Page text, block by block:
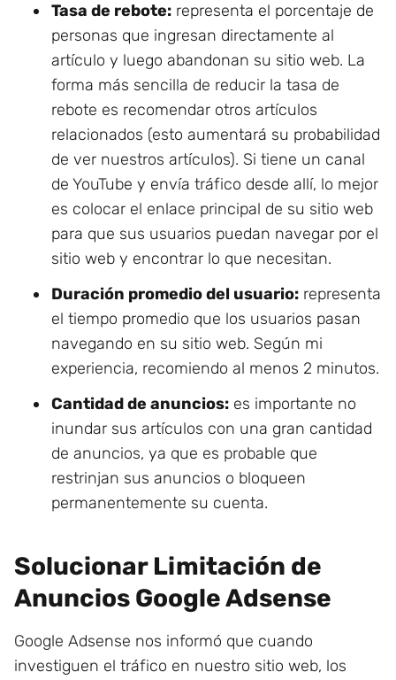
Tasa de rebote: representa el porcentaje de
personas que ingresan directamente al
artículo y luego abandonan su sitio web. La
forma más sencilla de reducir la tasa de
rebote es recomendar otros artículos
relacionados (esto aumentará su probabilidad
de ver nuestros artículos). Si tiene un canal
de YouTube y envía tráfico desde allí, lo mejor
es colocar el enlace principal de su sitio web
para que sus usuarios puedan navegar por el
sitio web y encontrar lo que necesitan.
Duración promedio del usuario: representa
el tiempo promedio que los usuarios pasan
navegando en su sitio web. Según mi
experiencia, recomiendo al menos 2 minutos.
Cantidad de anuncios: es importante no
inundar sus artículos con una gran cantidad
de anuncios, ya que es probable que
restrinjan sus anuncios o bloqueen
permanentemente su cuenta.
Solucionar Limitación de
Anuncios Google Adsense
Google Adsense nos informó que cuando
investiguen el tráfico en nuestro sitio web, los